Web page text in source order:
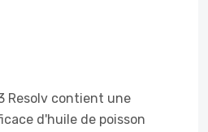
Resolv contient une
d'huile de poisson